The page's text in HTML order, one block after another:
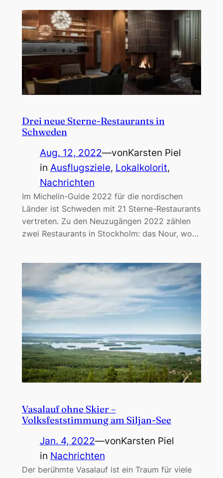
Drei neue Sterne-Restaurants in
Schweden
Aug. 12, 2022—vonKarsten Piel
in Ausflugsziele, Lokalkolorit
Nachrichten
Im Michelin-Guide 2022 für die nordischen
Länder ist Schweden mit 21 Sterne-Restaurants
vertreten. Zu den Neuzugängen 2022 zählen
zwei Restaurants in Stockholm: das Nour, wo…
Vasalauf ohne Skier –
Volksfeststimmung am Siljan-See
Jan. 4, 2022—vonKarsten Piel
in Nachrichten
Der berühmte Vasalauf ist ein Traum für viele